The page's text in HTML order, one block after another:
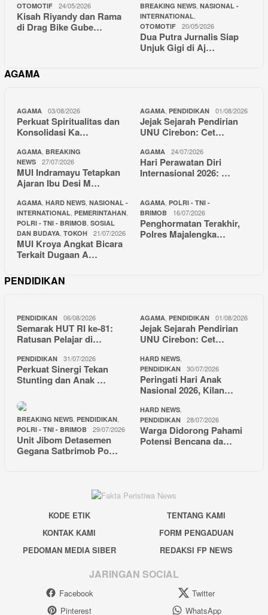
OTOMOTIF 24/05/2026
Kisah Riyandy dan Rama
di Drag Bike Gube…
BREAKING NEWS, NASIONAL -
INTERNATIONAL,
OTOMOTIF 20/05/2026
Dua Putra Jurnalis Siap
Unjuk Gigi di Aj…
AGAMA
AGAMA 03/08/2026
Perkuat Spiritualitas dan
Konsolidasi Ka…
AGAMA, PENDIDIKAN 01/08/2026
Jejak Sejarah Pendirian
UNU Cirebon: Cet…
AGAMA, BREAKING
NEWS
27/07/2026
MUI Indramayu Tetapkan
Ajaran Ibu Desi M…
AGAMA 24/07/2026
Hari Perawatan Diri
Internasional 2026: …
AGAMA, HARD NEWS, NASIONAL -
INTERNATIONAL, PEMERINTAHAN,
POLRI - TNI - BRIMOB, SOSIAL
DAN BUDAYA, TOKOH 21/07/2026
MUI Kroya Angkat Bicara
Terkait Dugaan A…
AGAMA, POLRI - TNI -
BRIMOB
16/07/2026
Penghormatan Terakhir,
Polres Majalengka…
PENDIDIKAN
PENDIDIKAN 06/08/2026
Semarak HUT RI ke-81:
Ratusan Pelajar di…
AGAMA, PENDIDIKAN 01/08/2026
Jejak Sejarah Pendirian
UNU Cirebon: Cet…
PENDIDIKAN 31/07/2026
Perkuat Sinergi Tekan
Stunting dan Anak …
HARD NEWS,
PENDIDIKAN 30/07/2026
Peringati Hari Anak
Nasional 2026, Kilan…
BREAKING NEWS, PENDIDIKAN,
POLRI - TNI - BRIMOB 29/07/2026
Unit Jibom Detasemen
Gegana Satbrimob Po…
HARD NEWS,
PENDIDIKAN 28/07/2026
Warga Didorong Pahami
Potensi Bencana da…
KODE ETIK
TENTANG KAMI
KONTAK KAMI
FORM PENGADUAN
PEDOMAN MEDIA SIBER
REDAKSI FP NEWS
JARINGAN SOCIAL
Facebook
Twitter
Pinterest
WhatsApp